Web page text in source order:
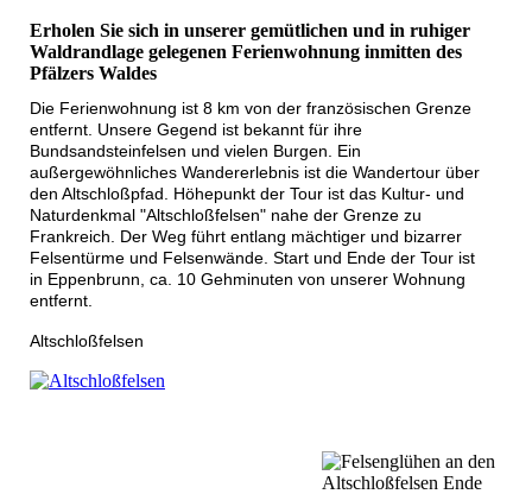
Erholen Sie sich in unserer gemütlichen und in ruhiger
Waldrandlage gelegenen Ferienwohnung inmitten des
Pfälzers Waldes
Die Ferienwohnung ist 8 km von der französischen Grenze
entfernt. Unsere Gegend ist bekannt für ihre
Bundsandsteinfelsen und vielen Burgen. Ein
außergewöhnliches Wandererlebnis ist die Wandertour über
den Altschloßpfad. Höhepunkt der Tour ist das Kultur- und
Naturdenkmal "Altschloßfelsen" nahe der Grenze zu
Frankreich. Der Weg führt entlang mächtiger und bizarrer
Felsentürme und Felsenwände. Start und Ende der Tour ist
in Eppenbrunn, ca. 10 Gehminuten von unserer Wohnung
entfernt.
Altschloßfelsen